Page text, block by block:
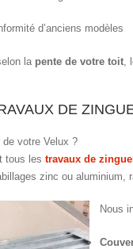
d’anciens modèles
la pente de votre toit ,
DE
de votre Velux ?
tous les travaux de
zinc ou aluminium,
Nous